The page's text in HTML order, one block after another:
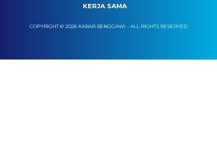
KERJA SAMA
COPYRIGHT © 2026 KABAR BENGGAWI - ALL RIGHTS RESERVED